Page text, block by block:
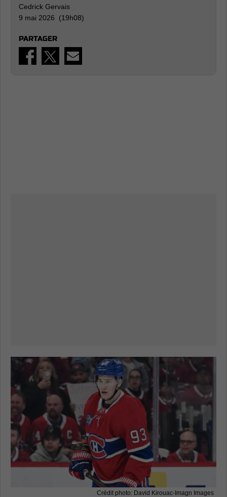
Cedrick Gervais
9 mai 2026 (19h08)
PARTAGER
Crédit photo: David Kirouac-Imagn Images